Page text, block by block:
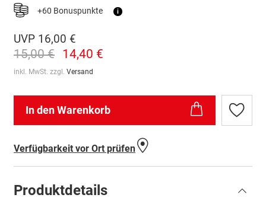
+60 Bonuspunkte i
UVP 16,00 €
15,00 € 14,40 €
inkl. MwSt. zzgl. Versand
In den Warenkorb
Zur
Verfügbarkeit vor Ort prüfen
Produktdetails